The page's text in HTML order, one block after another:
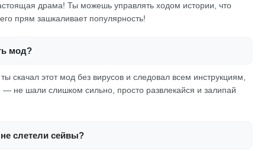
драма! Ты можешь управлять ходом истории, что
прям зашкаливает популярность!
мод?
скачал этот мод без вирусов и следовал всем инструкциям,
— не шали слишком сильно, просто развлекайся и залипай
слетели сейвы?